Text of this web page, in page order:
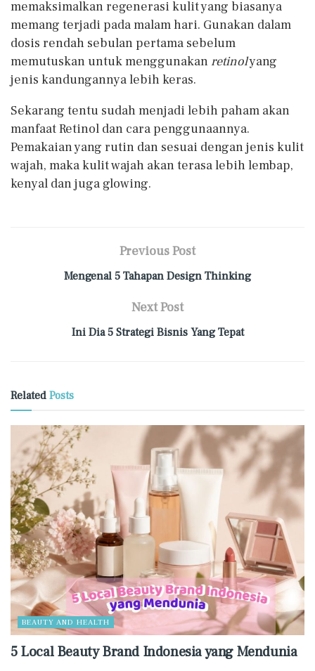
memaksimalkan regenerasi kulit yang biasanya
memang terjadi pada malam hari. Gunakan dalam
dosis rendah sebulan pertama sebelum
memutuskan untuk menggunakanretinolyang
jenis kandungannya lebih keras.
Sekarang tentu sudah menjadi lebih paham akan
manfaat Retinol dan cara penggunaannya.
Pemakaian yang rutin dan sesuai dengan jenis kulit
wajah, maka kulit wajah akan terasa lebih lembap,
kenyal dan juga glowing.
Previous Post
Mengenal 5 Tahapan Design Thinking
Next Post
Ini Dia 5 Strategi Bisnis Yang Tepat
Related Posts
BEAUTY AND HEALTH
5 Local Beauty Brand Indonesia yang Mendunia